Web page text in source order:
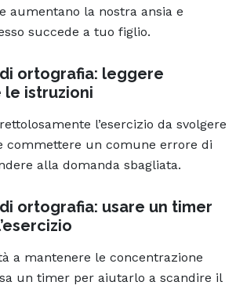
aumentano la nostra ansia e
succede a tuo figlio.
ortografia: leggere
istruzioni
l’esercizio da svolgere
commettere un comune errore di
alla domanda sbagliata.
ortografia: usare un timer
a mantenere le concentrazione
un timer per aiutarlo a scandire il